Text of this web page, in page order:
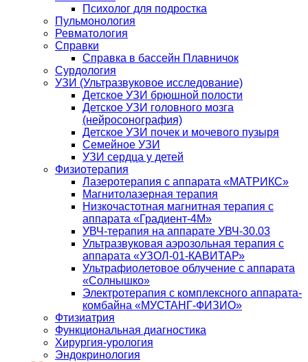
Психолог для подростка
Пульмонология
Ревматология
Справки
Справка в бассейн Плавничок
Сурдология
УЗИ (Ультразвуковое исследование)
Детское УЗИ брюшной полости
Детское УЗИ головного мозга
(нейросонография)
Детское УЗИ почек и мочевого пузыря
Семейное УЗИ
УЗИ сердца у детей
Физиотерапия
Лазеротерапия с аппарата «МАТРИКС»
Магнитолазерная терапия
Низкочастотная магнитная терапия с
аппарата «Градиент-4М»
УВЧ-терапия на аппарате УВЧ-30.03
Ультразвуковая аэрозольная терапия с
аппарата «УЗОЛ-01-КАВИТАР»
Ультрафиолетовое облучение с аппарата
«Солнышко»
Электротерапия с комплексного аппарата-
комбайна «МУСТАНГ-ФИЗИО»
Фтизиатрия
Функциональная диагностика
Хирургия-урология
Эндокринология